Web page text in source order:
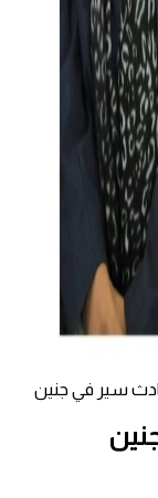
سير في جنين